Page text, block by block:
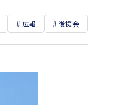
広報 後援会